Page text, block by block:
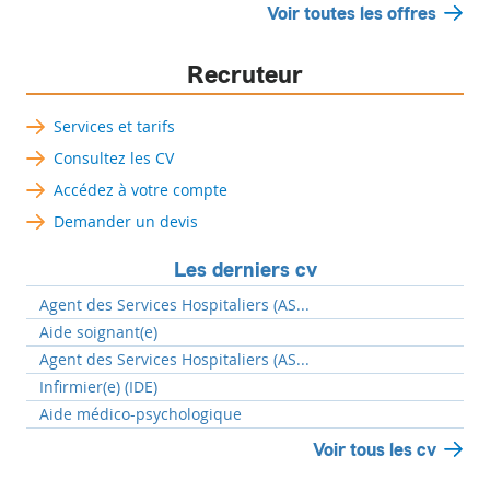
Voir toutes les offres
Recruteur
Services et tarifs
Consultez les CV
Accédez à votre compte
Demander un devis
Les derniers cv
Agent des Services Hospitaliers (AS...
Aide soignant(e)
Agent des Services Hospitaliers (AS...
Infirmier(e) (IDE)
Aide médico-psychologique
Voir tous les cv